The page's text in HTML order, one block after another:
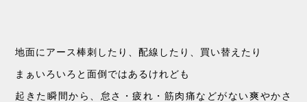
地面にアース棒刺したり、配線したり、買い替えたり
まぁいろいろと面倒ではあるけれども
起きた瞬間から、怠さ・疲れ・筋肉痛などがない爽やかさ